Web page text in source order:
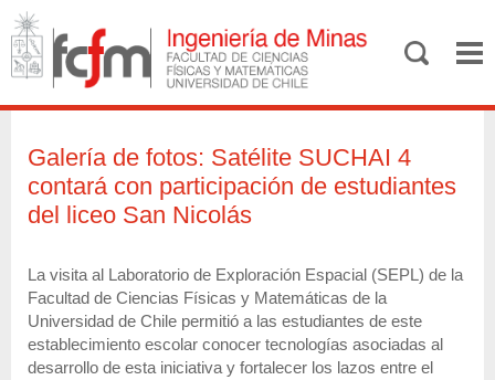
Galería de fotos: Satélite SUCHAI 4
contará con participación de estudiantes
del liceo San Nicolás
La visita al Laboratorio de Exploración Espacial (SEPL) de la
Facultad de Ciencias Físicas y Matemáticas de la
Universidad de Chile permitió a las estudiantes de este
establecimiento escolar conocer tecnologías asociadas al
desarrollo de esta iniciativa y fortalecer los lazos entre el